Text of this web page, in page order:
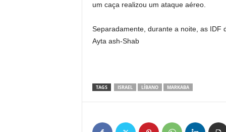
um caça realizou um ataque aéreo.
Separadamente, durante a noite, as IDF
Ayta ash-Shab
TAGS ISRAEL LÍBANO MARKABA